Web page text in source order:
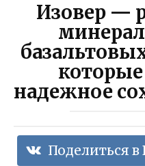
Изовер —
надежное
Поделиться в